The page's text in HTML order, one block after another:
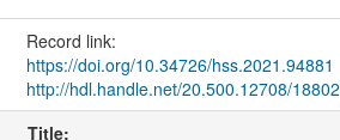
Record link:
https://doi.org/10.34726/hss.2021.94881
http://hdl.handle.net/20.500.12708/18802
Title: